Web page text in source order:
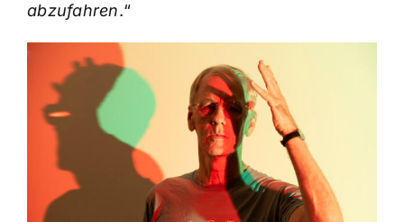
abzufahren.“